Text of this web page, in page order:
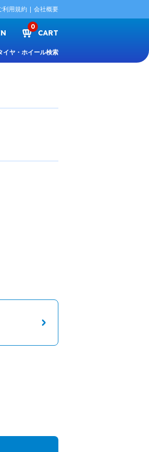
利用規約 会社概要
0
CART
イヤ・ホイール検索